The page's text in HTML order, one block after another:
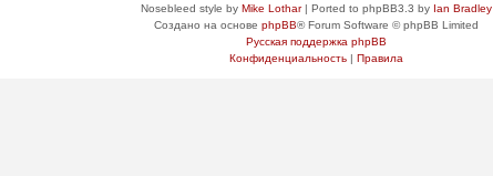
Nosebleed style by Mike Lothar| Ported to phpBB3.3 by Ian Bradley
Создано на основе phpBB® Forum Software © phpBB Limited
Русская поддержка phpBB
Конфиденциальность| Правила